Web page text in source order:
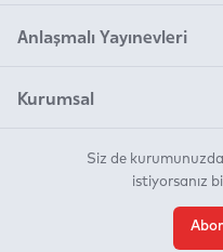
Anlaşmalı Yayınevleri
Kurumsal
Siz de kurumunuzda
istiyorsanız